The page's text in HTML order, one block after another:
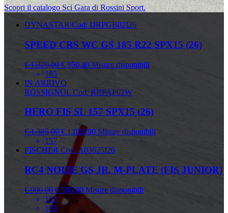
Scopri il catalogo Sci Gara di Rossini Sport.
DYNASTAR Cod: DRPGB02I26
SPEED CRS WC GS 185 R22 SPX15 (26)
€ 1.320,00 € 950,40 Misure disponibili
185
IN ARRIVO
ROSSIGNOL Cod: RRPAP02W
HERO FIS SL 157 SPX15 (26)
€ 1.385,00 € 1.024,90 Misure disponibili
157
FISCHER Cod: A03625I26
RC4 NOIZE GS JR. M-PLATE (FIS JUNIOR)
€ 900,00 € 585,00 Misure disponibili
183
188